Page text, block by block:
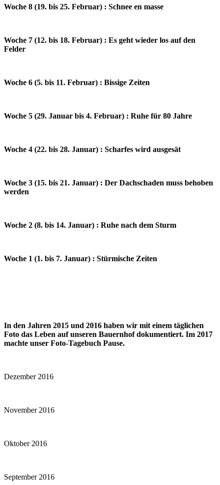
Woche 8 (19. bis 25. Februar) : Schnee en masse
Woche 7 (12. bis 18. Februar) : Es geht wieder los auf den
Felder
Woche 6 (5. bis 11. Februar) : Bissige Zeiten
Woche 5 (29. Januar bis 4. Februar) : Ruhe für 80 Jahre
Woche 4 (22. bis 28. Januar) : Scharfes wird ausgesät
Woche 3 (15. bis 21. Januar) : Der Dachschaden muss behoben
werden
Woche 2 (8. bis 14. Januar) : Ruhe nach dem Sturm
Woche 1 (1. bis 7. Januar) : Stürmische Zeiten
In den Jahren 2015 und 2016 haben wir mit einem täglichen
Foto das Leben auf unseren Bauernhof dokumentiert. Im 2017
machte unser Foto-Tagebuch Pause.
Dezember 2016
November 2016
Oktober 2016
September 2016